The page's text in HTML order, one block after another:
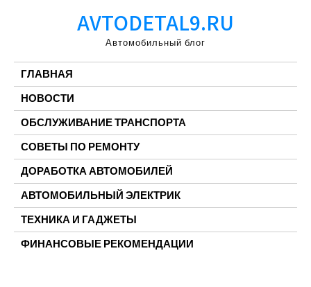
AVTODETAL9.RU
Автомобильный блог
ГЛАВНАЯ
НОВОСТИ
ОБСЛУЖИВАНИЕ ТРАНСПОРТА
СОВЕТЫ ПО РЕМОНТУ
ДОРАБОТКА АВТОМОБИЛЕЙ
АВТОМОБИЛЬНЫЙ ЭЛЕКТРИК
ТЕХНИКА И ГАДЖЕТЫ
ФИНАНСОВЫЕ РЕКОМЕНДАЦИИ